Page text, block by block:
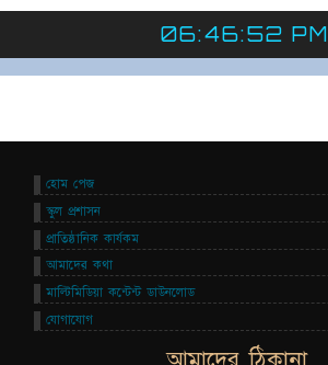
06:46:52 PM
হোম পেজ
স্কুল প্রশাসন
প্রাতিষ্ঠানিক কার্যকম
আমাদের কথা
মাল্টিমিডিয়া কন্টেন্ট ডাউনলোড
যোগাযোগ